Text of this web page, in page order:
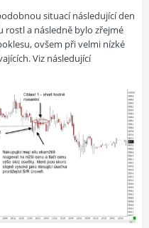
situací následující den
rostl a následně bylo zřejmé
ovšem při velmi nízké
Viz následující